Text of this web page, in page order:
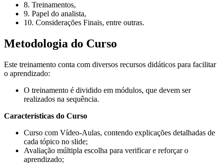
8. Treinamentos,
9. Papel do analista,
10. Considerações Finais, entre outras.
Metodologia do Curso
Este treinamento conta com diversos recursos didáticos para facilitar
o aprendizado:
O treinamento é dividido em módulos, que devem ser
realizados na sequência.
Características do Curso
Curso com Vídeo-Aulas, contendo explicações detalhadas de
cada tópico no slide;
Avaliação múltipla escolha para verificar e reforçar o
aprendizado;